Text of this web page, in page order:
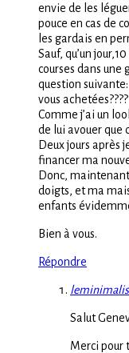
envie de les
pouce en cas de
les gardais en
Sauf, qu’un
courses dans une
question
vous achetées????
Comme j’ai un
de lui avouer que
Deux jours après
financer ma
Donc,
doigts, et ma
enfants
Bien à vous.
Répondre
Salut
Merci pour